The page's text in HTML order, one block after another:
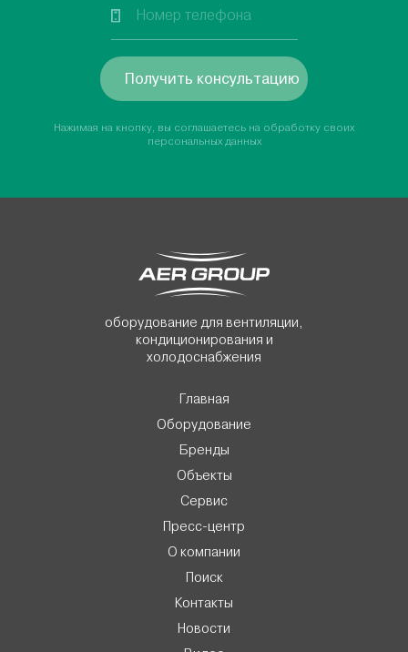
Получить консультацию
Нажимая на кнопку, вы соглашаетесь на обработку своих
персональных данных
оборудование для вентиляции,
кондиционирования и
холодоснабжения
Главная
Оборудование
Бренды
Объекты
Сервис
Пресс-центр
О компании
Поиск
Контакты
Новости